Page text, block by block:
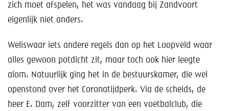
zich moet afspelen, het was vandaag bij Zandvoort
eigenlijk niet anders.
Weliswaar iets andere regels dan op het Loopveld waar
alles gewoon potdicht zit, maar toch ook hier leegte
alom. Natuurlijk ging het in de bestuurskamer, die wel
openstond over het Coronatijdperk. Via de scheids, de
heer E. Dam, zelf voorzitter van een voetbalclub, die